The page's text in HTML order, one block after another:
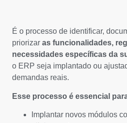
É o processo de identificar,
priorizar as funcionalidades,
necessidades específicas da
o ERP seja implantado ou
demandas reais.
Esse processo é essencial
Implantar novos módulos